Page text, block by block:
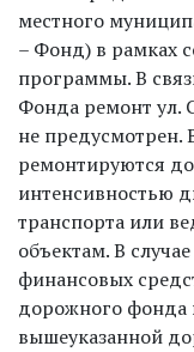
местного
– Фонд) в рамках
программы. В
Фонда ремонт ул.
не предусмотрен.
ремонтируются
интенсивностью
транспорта или
объектам. В
финансовых
дорожного фонда
вышеуказанной